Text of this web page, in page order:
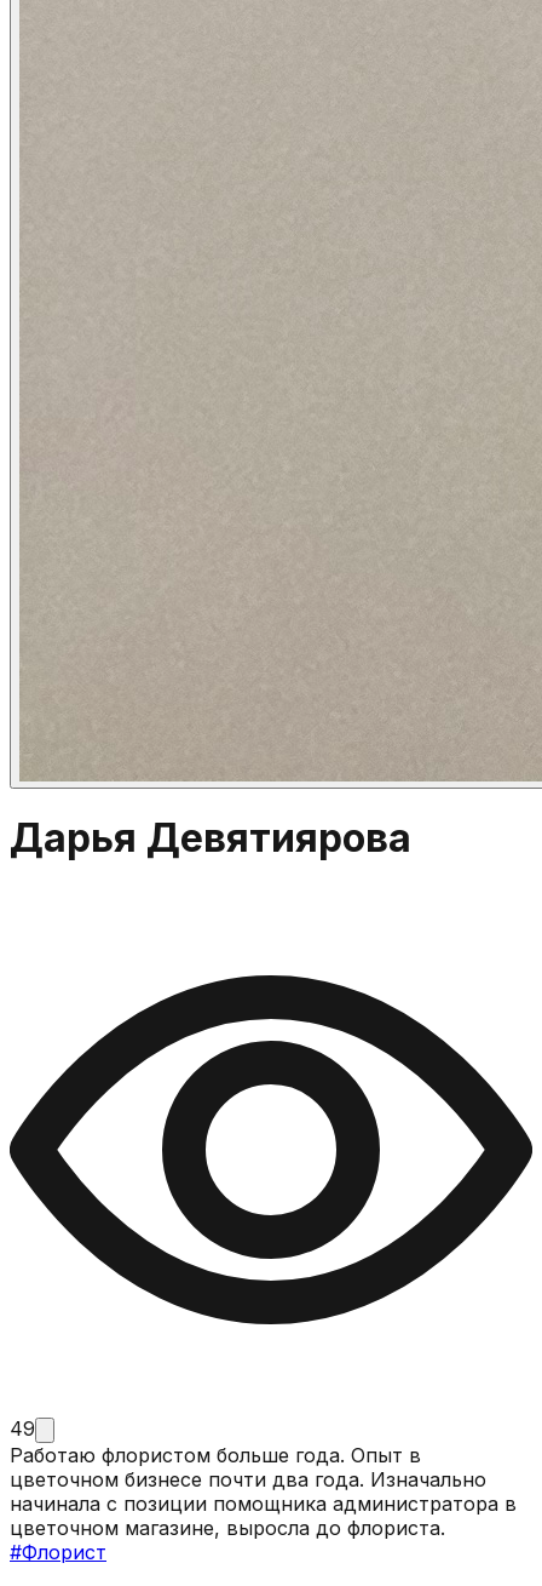
Дарья Девятиярова
49
Работаю флористом больше года. Опыт в
цветочном бизнесе почти два года. Изначально
начинала с позиции помощника администратора в
цветочном магазине, выросла до флориста.
#Флорист